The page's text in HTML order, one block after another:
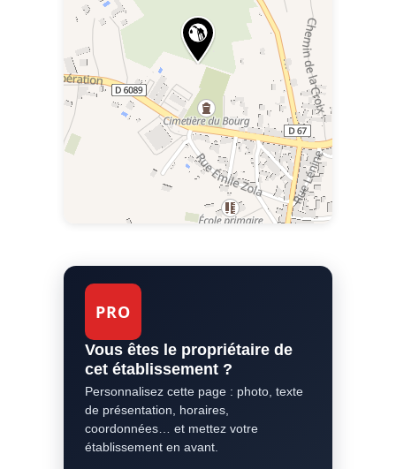
PRO
Vous êtes le propriétaire de
cet établissement ?
Personnalisez cette page : photo, texte
de présentation, horaires,
coordonnées… et mettez votre
établissement en avant.